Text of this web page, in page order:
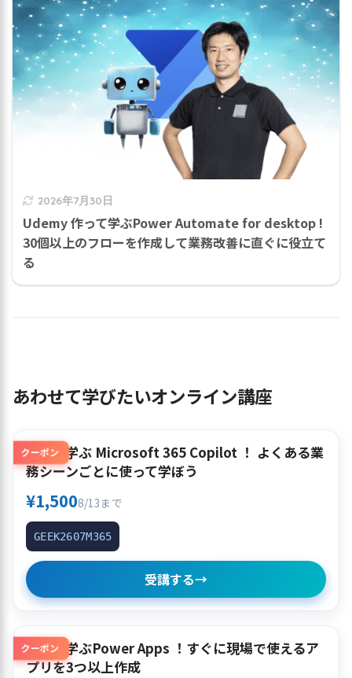
2026年7月30日
Udemy 作って学ぶPower Automate for desktop !
30個以上のフローを作成して業務改善に直ぐに役立て
る
あわせて学びたいオンライン講座
クーポン
使って学ぶ Microsoft 365 Copilot ！ よくある業
務シーンごとに使って学ぼう
¥1,5008/13まで
GEEK2607M365
受講する→
クーポン
作って学ぶPower Apps ！すぐに現場で使えるア
プリを3つ以上作成